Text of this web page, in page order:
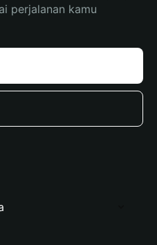
perjalanan kamu